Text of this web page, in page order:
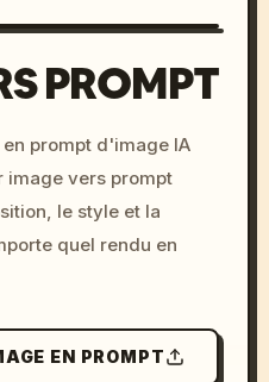
c, cyberpunk sunset, neon
colors, 8k --v 6.0
PROMPT
prompt d'image IA
image vers prompt
le style et la
quel rendu en
EN PROMPT